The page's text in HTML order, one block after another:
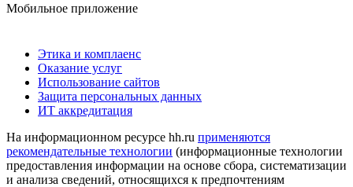
Мобильное приложение
Этика и комплаенс
Оказание услуг
Использование сайтов
Защита персональных данных
ИТ аккредитация
На информационном ресурсе hh.ru применяются
рекомендательные технологии (информационные технологии
предоставления информации на основе сбора, систематизации
и анализа сведений, относящихся к предпочтениям